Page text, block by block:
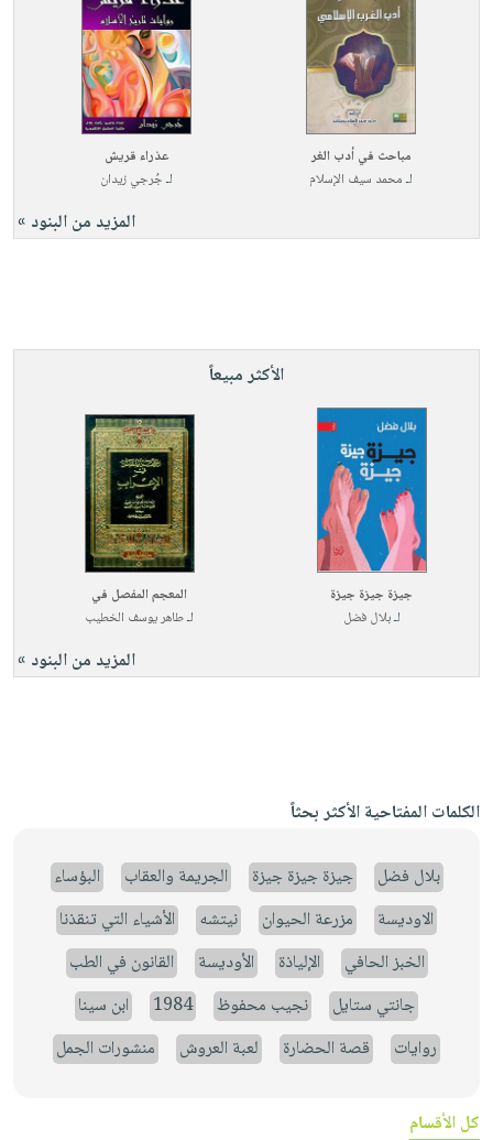
مباحث في أدب الغر
لـمحمد سيف الإسلام
عذراء قريش
لـجُرجي زيدان
المزيد من البنود »
الأكثر مبيعاً
جيزة جيزة جيزة
لـبلال فضل
المعجم المفصل في
لـطاهر يوسف الخطيب
المزيد من البنود »
الكلمات المفتاحية الأكثر بحثاً
بلال فضل جيزة جيزة جيزة الجريمة والعقاب
البؤساء
الاوديسة
مزرعة الحيوان نيتشه
الأشياء التي تنقذنا
الخبز الحافي
الإلياذة الأوديسة
القانون في الطب
جانتي ستايل
نجيب محفوظ 1984
ابن سينا
روايات
قصة الحضارة لعبة العروش منشورات الجمل
كل الأقسام